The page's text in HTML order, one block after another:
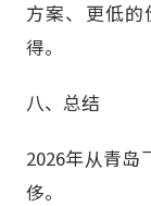
方案、更低
得。
八、总结
2026年从青岛
侈。